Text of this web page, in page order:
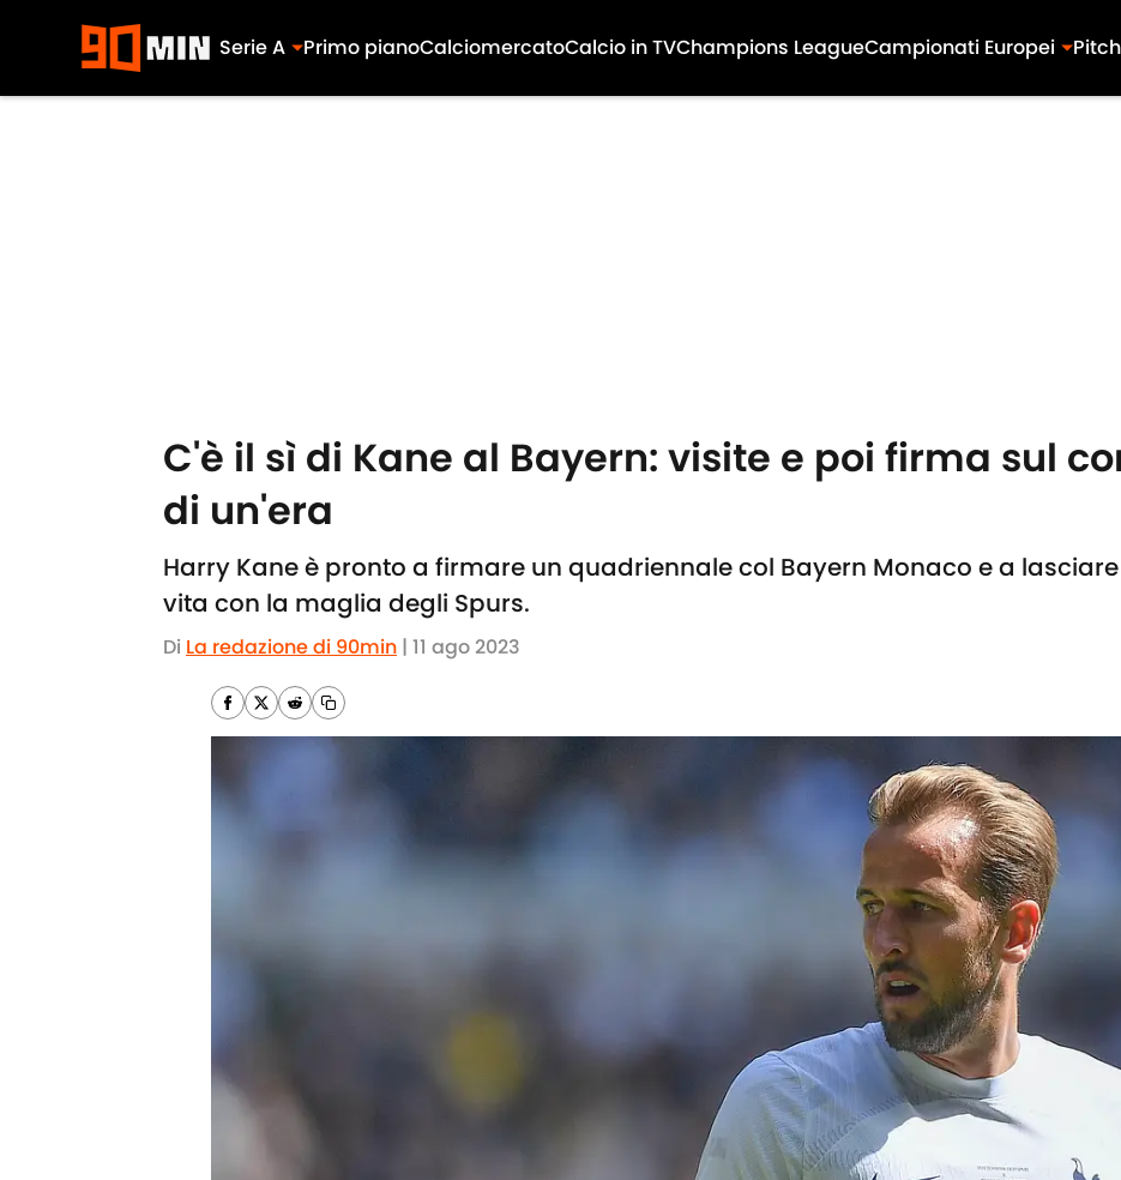
Serie A Primo pianoCalciomercatoCalcio in TVChampions LeagueCampionati Europei
C'è il sì di Kane al Bayern: visite e poi firma sul
di un'era
Harry Kane è pronto a firmare un quadriennale col Bayern Monaco e a
vita con la maglia degli Spurs.
Di La redazione di 90min | 11 ago 2023